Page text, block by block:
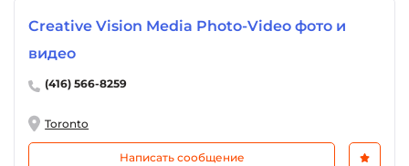
Creative Vision Media Photo-Video фото и
видео
(416) 566-8259
Toronto
Написать сообщение